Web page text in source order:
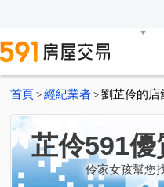
首頁 > 經紀業者 > 劉芷伶的店
芷伶591
伶家女孩幫您